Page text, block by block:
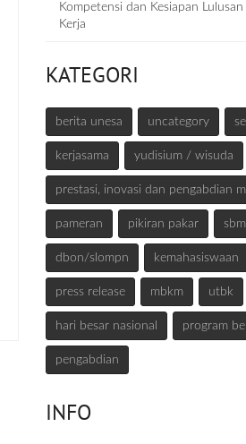
Kompetensi dan Kesiapan
Kerja
KATEGORI
berita unesa uncategory
kerjasama yudisium / wisuda
prestasi, inovasi dan pengabdian
pameran pikiran pakar
dbon/slompn kemahasiswaan
press release mbkm utbk
hari besar nasional program
pengabdian
INFO